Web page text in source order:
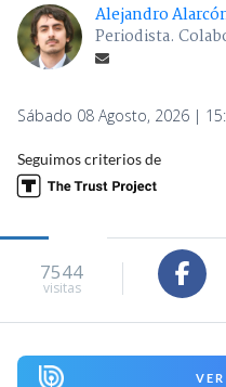
Alejandro
Periodista.
Sábado 08 Agosto, 2026 |
Seguimos criterios de
7544
visitas